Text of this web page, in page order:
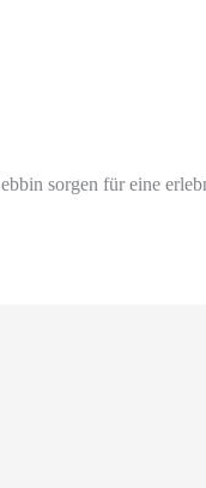
sorgen für eine